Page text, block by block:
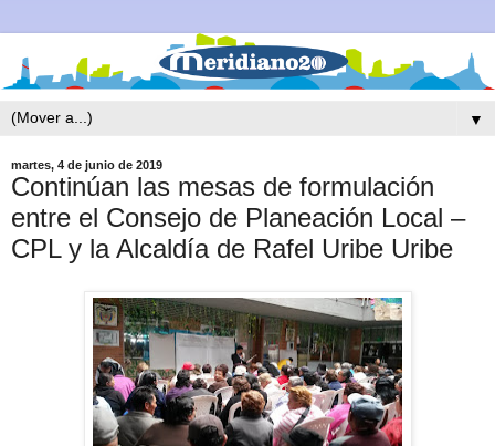
▼
martes, 4 de junio de 2019
Continúan las mesas de formulación
entre el Consejo de Planeación Local –
CPL y la Alcaldía de Rafel Uribe Uribe